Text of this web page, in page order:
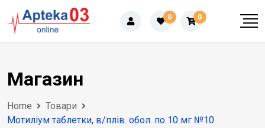
to
content
0 0
Магазин
Home
Товари
Мотиліум таблетки, в/плів. обол. по 10 мг №10